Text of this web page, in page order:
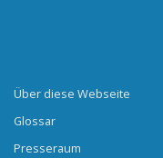
Über diese Webseite
Glossar
Presseraum